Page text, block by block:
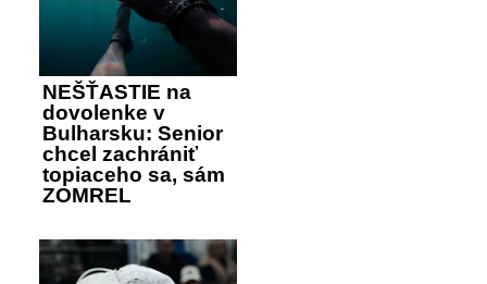
NEŠŤASTIE na
dovolenke v
Bulharsku: Senior
chcel zachrániť
topiaceho sa, sám
ZOMREL